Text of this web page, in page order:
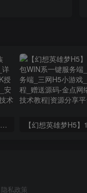
大话回合手游【缥缈西游神族版】最新整理Linux手工服务端_详细搭建教程_通用视频教程_CDK授权_管理后台_明文_加解密工具_安卓苹果端
隐私政策